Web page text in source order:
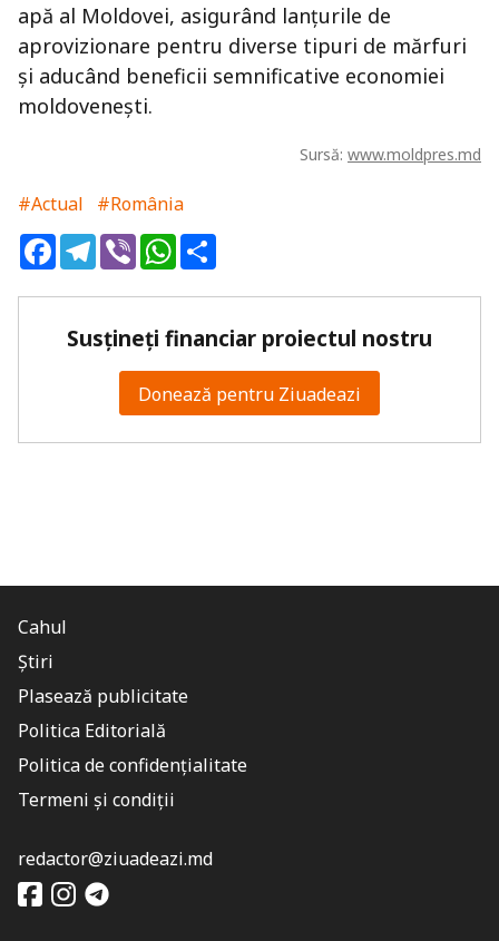
apă al Moldovei, asigurând lanțurile de
aprovizionare pentru diverse tipuri de mărfuri
și aducând beneficii semnificative economiei
moldovenești.
Sursă: www.moldpres.md
#Actual
#România
FacebookTelegram
ViberWhatsApp
Susțineți financiar proiectul nostru
Donează pentru Ziuadeazi
Cahul
Știri
Plasează publicitate
Politica Editorială
Politica de confidențialitate
Termeni și condiții
redactor@ziuadeazi.md